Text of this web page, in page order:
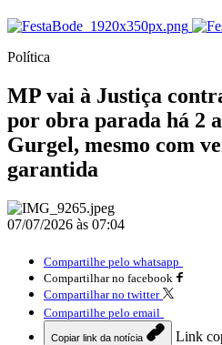
Política
MP vai à Justiça
por obra parada há 2
Gurgel, mesmo com
garantida
07/07/2026 às 07:04
Compartilhe pelo whatsapp
Compartilhar no facebook
Compartilhar no twitter
Compartilhe pelo email
Copiar link da notícia
Link